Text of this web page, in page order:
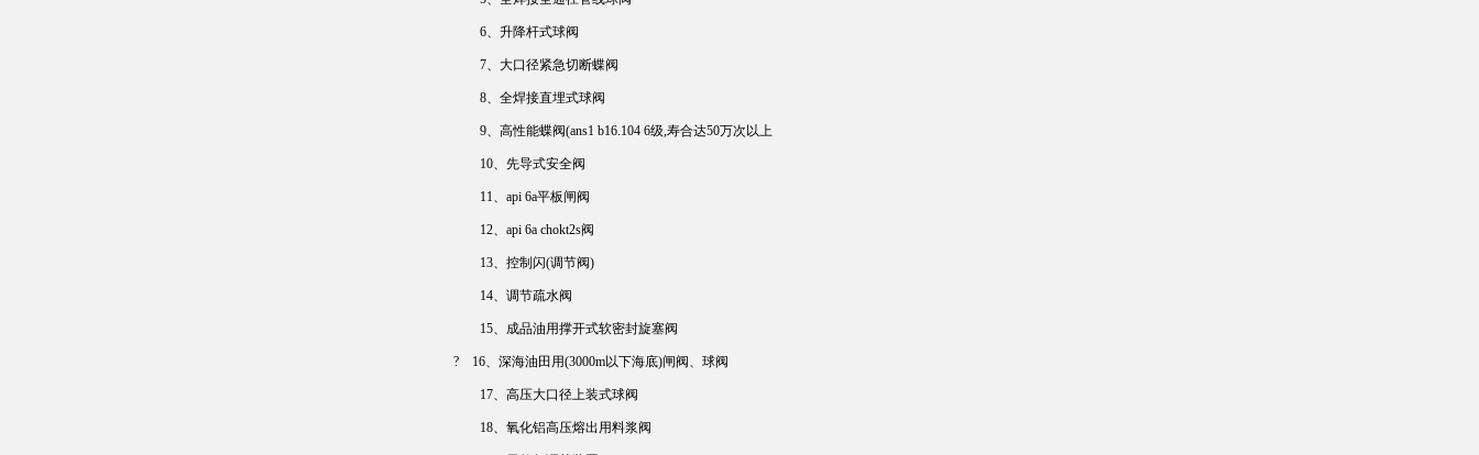
6、升降杆式球阀
7、大口径紧急切断蝶阀
8、全焊接直埋式球阀
9、高性能蝶阀(ans1 b16.104 6级,寿合达50万次以上
10、先导式安全阀
11、api 6a平板闸阀
12、api 6a chokt2s阀
13、控制闪(调节阀)
14、调节疏水阀
15、成品油用撑开式软密封旋塞阀
? 16、深海油田用(3000m以下海底)闸阀、球阀
17、高压大口径上装式球阀
18、氧化铝高压熔出用料浆阀